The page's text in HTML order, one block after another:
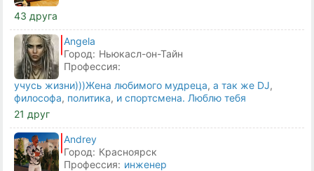
43 друга
Angela
Город: Ньюкасл-он-Тайн
Профессия:
учусь жизни)))Жена любимого мудреца,а так же DJ,
философа, политика, и спортсмена. Люблю тебя
21 друг
Andrey
Город: Красноярск
Профессия: инженер